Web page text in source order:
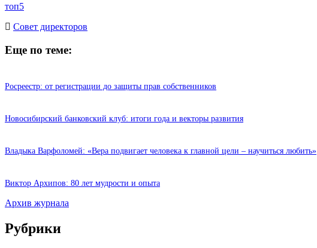
топ5
Cовет директоров
Еще по теме:
Росреестр: от регистрации до защиты прав собственников
Новосибирский банковский клуб: итоги года и векторы развития
Владыка Варфоломей: «Вера подвигает человека к главной цели – научиться любить»
Виктор Архипов: 80 лет мудрости и опыта
Архив журнала
Рубрики